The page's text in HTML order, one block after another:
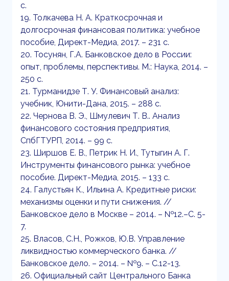
с.
19. Толкачева Н. А. Краткосрочная и
долгосрочная финансовая политика: учебное
пособие, Директ-Медиа, 2017. – 231 с.
20. Тосунян, Г.А. Банковское дело в России:
опыт, проблемы, перспективы. М.: Наука, 2014. –
250 с.
21. Турманидзе Т. У. Финансовый анализ:
учебник, Юнити-Дана, 2015. – 288 с.
22. Чернова В. Э., Шмулевич Т. В.. Анализ
финансового состояния предприятия,
СпбГТУРП, 2014. – 99 с.
23. Ширшов Е. В., Петрик Н. И., Тутыгин А. Г.
Инструменты финансового рынка: учебное
пособие. Директ-Медиа, 2015. – 133 с.
24. Галустьян К., Ильина А. Кредитные риски:
механизмы оценки и пути снижения. //
Банковское дело в Москве – 2014. – №12.–С. 5-
7.
25. Власов, С.Н., Рожков, Ю.В. Управление
ликвидностью коммерческого банка. //
Банковское дело. – 2014. – №9. – С.12-13.
26. Официальный сайт Центрального Банка